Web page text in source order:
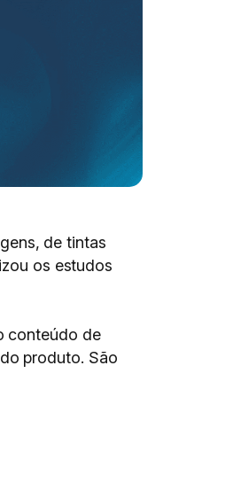
de tintas
os estudos
conteúdo de
produto. São